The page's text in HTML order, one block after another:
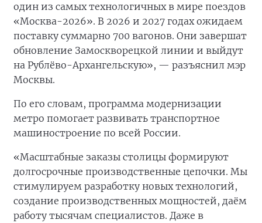
один из самых технологичных в мире поездов
«Москва-2026». В 2026 и 2027 годах ожидаем
поставку суммарно 700 вагонов. Они завершат
обновление Замоскворецкой линии и выйдут
на Рублёво-Архангельскую», — разъяснил мэр
Москвы.
По его словам, программа модернизации
метро помогает развивать транспортное
машиностроение по всей России.
«Масштабные заказы столицы формируют
долгосрочные производственные цепочки. Мы
стимулируем разработку новых технологий,
создание производственных мощностей, даём
работу тысячам специалистов. Даже в